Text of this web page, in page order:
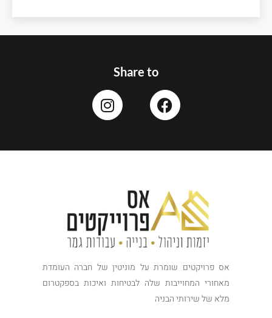
Share to
אס פרויקטים שומרת על מוניטין של חברה העומדת
מאחורי המחוייבות שלה לבטיחות ואיכות בספקטרום
מלא של שירותי הבניה